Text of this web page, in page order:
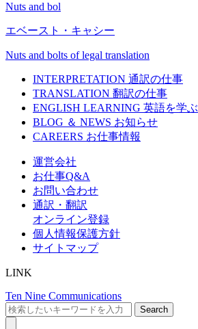
Nuts and bol
エベースト・キャシー
Nuts and bolts of legal translation
INTERPRETATION 通訳の仕事
TRANSLATION 翻訳の仕事
ENGLISH LEARNING 英語を学ぶ
BLOG ＆ NEWS お知らせ
CAREERS お仕事情報
運営会社
お仕事Q&A
お問い合わせ
通訳・翻訳
オンライン登録
個人情報保護方針
サイトマップ
LINK
Ten Nine Communications